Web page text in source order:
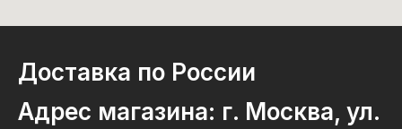
Доставка по России
Адрес магазина: г. Москва, ул.